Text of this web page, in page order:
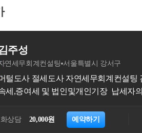
가치세 공급시기 판단을 잘못하
사례가 있을 수 있습니다.
받으시면 (물론, 당황스러우
빠지셔서 그냥 무대응을 하신
법 규정을 빠르게 (국세법령정
없으셔서 불복으로 나아가지는 않았
많이... 쑥스럽긴 하네요 ㅋㅋㅋ).저는,
이 빠르게 일을 처리하실 수 있게끔 필
합니다. 조사관님이 상급자 결재를 받
않게 말이죠.의뢰인께서도 좋아하시더
뢰인께서도 저희 사무소에서 먼곳에
유의하시고, 하루 하루 행복한 나날 되십
니다.세무서(소득세과)에서는 주기적
득합산표 과세자료처리라고도 하고, 무
역시 관할 세무서의 무신고에 대한 종
추징당하였습니다.그런데, 제가 세밀
다.그래서, 관련 자료를 요청하여 분석
이 들었습니다.저는 관련 장부 및 증빙
서에 고충민원신청을 하였습니다.결과
아끼며 기다렸습니다.결과는 ! 대박 !
대로 전부 인용을 받아서 너무 기분이
다.
예약하기
세무법인 숲
절세전문가 세무법인 숲 김동
너가 되어드리
15분 전화상담